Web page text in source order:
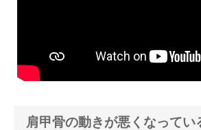
肩甲骨の動きが悪くなってい